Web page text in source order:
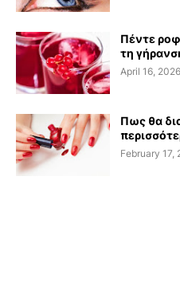
Πέντε
τη
April 16, 2026
Πως θα
February 17,